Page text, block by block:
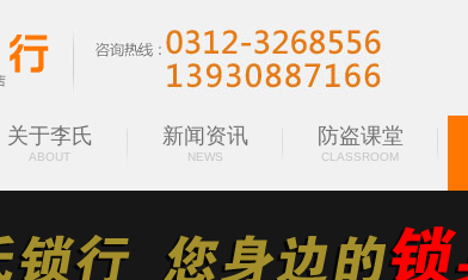
关于李氏
ABOUT
新闻资讯
NEWS
防盗课堂
CLASSROOM